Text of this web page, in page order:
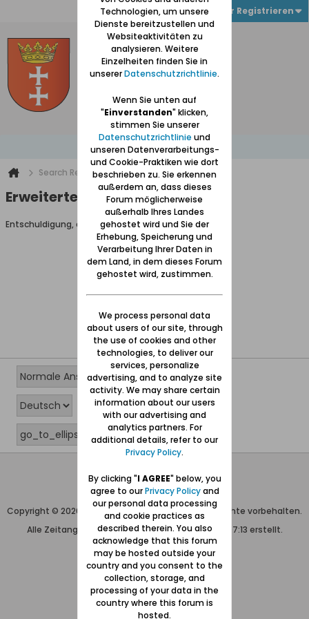
Anmelden oder Registrieren
Search Result
Erweiterte Suche
Entschuldigung, du darfst diese Seite nicht aufrufen.
Wolfgang Naujocks MMXXVI
Powered byvBulletin®
Copyright © 2026 MH Sub I, LLC dba vBulletin. Alle Rechte vorbehalten.
Alle Zeitangaben in WEZ+1. Die Seite wurde um 07:13 erstellt.
Technologien, um unsere
Dienste bereitzustellen und
Websiteaktivitäten zu
analysieren. Weitere
Einzelheiten finden Sie in
unsererDatenschutzrichtlinie.
Wenn Sie unten auf
"Einverstanden" klicken,
stimmen Sie unserer
Datenschutzrichtlinie und
unseren Datenverarbeitungs-
und Cookie-Praktiken wie dort
beschrieben zu. Sie erkennen
außerdem an, dass dieses
Forum möglicherweise
außerhalb Ihres Landes
gehostet wird und Sie der
Erhebung, Speicherung und
Verarbeitung Ihrer Daten in
dem Land, in dem dieses Forum
gehostet wird, zustimmen.
We process personal data
about users of our site, through
the use of cookies and other
technologies, to deliver our
services, personalize
advertising, and to analyze site
activity. We may share certain
information about our users
with our advertising and
analytics partners. For
additional details, refer to our
Privacy Policy.
By clicking "I AGREE" below, you
agree to ourPrivacy Policyand
our personal data processing
and cookie practices as
described therein. You also
acknowledge that this forum
may be hosted outside your
country and you consent to the
collection, storage, and
processing of your data in the
country where this forum is
hosted.